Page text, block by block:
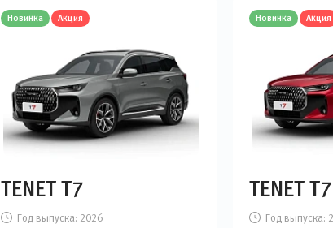
Новинка Акция
TENET T7
Год выпуска: 2026
Новинка Акция
TENET T7
Год выпуска: